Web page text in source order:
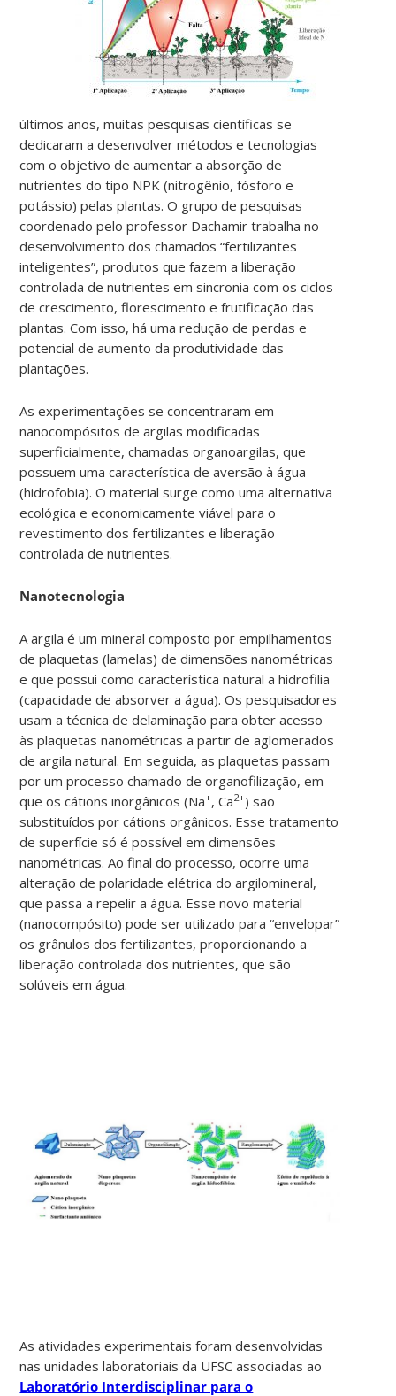
últimos anos, muitas pesquisas científicas se
dedicaram a desenvolver métodos e tecnologias
com o objetivo de aumentar a absorção de
nutrientes do tipo NPK (nitrogênio, fósforo e
potássio) pelas plantas. O grupo de pesquisas
coordenado pelo professor Dachamir trabalha no
desenvolvimento dos chamados “fertilizantes
inteligentes”, produtos que fazem a liberação
controlada de nutrientes em sincronia com os ciclos
de crescimento, florescimento e frutificação das
plantas. Com isso, há uma redução de perdas e
potencial de aumento da produtividade das
plantações.
As experimentações se concentraram em
nanocompósitos de argilas modificadas
superficialmente, chamadas organoargilas, que
possuem uma característica de aversão à água
(hidrofobia). O material surge como uma alternativa
ecológica e economicamente viável para o
revestimento dos fertilizantes e liberação
controlada de nutrientes.
Nanotecnologia
A argila é um mineral composto por empilhamentos
de plaquetas (lamelas) de dimensões nanométricas
e que possui como característica natural a hidrofilia
(capacidade de absorver a água). Os pesquisadores
usam a técnica de delaminação para obter acesso
às plaquetas nanométricas a partir de aglomerados
de argila natural. Em seguida, as plaquetas passam
por um processo chamado de organofilização, em
que os cátions inorgânicos (Na+, Ca2+) são
substituídos por cátions orgânicos. Esse tratamento
de superfície só é possível em dimensões
nanométricas. Ao final do processo, ocorre uma
alteração de polaridade elétrica do argilomineral,
que passa a repelir a água. Esse novo material
(nanocompósito) pode ser utilizado para “envelopar”
os grânulos dos fertilizantes, proporcionando a
liberação controlada dos nutrientes, que são
solúveis em água.
As atividades experimentais foram desenvolvidas
nas unidades laboratoriais da UFSC associadas ao
Laboratório Interdisciplinar para o